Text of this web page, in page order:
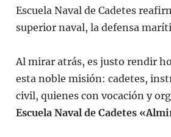
Escuela Naval de Cadetes
superior naval, la defensa
Al mirar atrás, es justo rendir
esta noble misión: cadetes,
civil, quienes con vocación y
Escuela Naval de Cadetes